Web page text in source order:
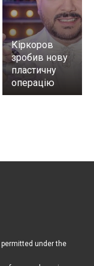
Кіркоров
зробив нову
пластичну
операцію
under the